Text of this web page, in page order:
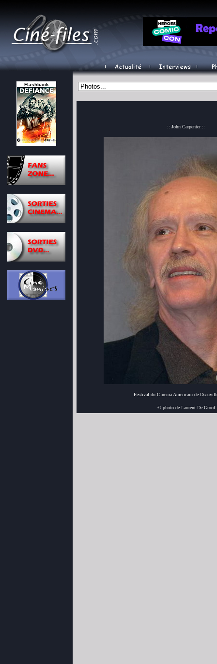
Flashback
:: John Carpenter ::
Festival du Cinema Americain de
© photo de Laurent De Groof